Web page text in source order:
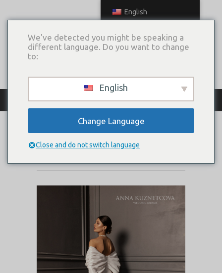
КАТАЛОГ ПЛАТЬЕВ
PRIDE
English
We've detected you might be speaking a
different language. Do you want to change
to:
English
Change Language
Close and do not switch language